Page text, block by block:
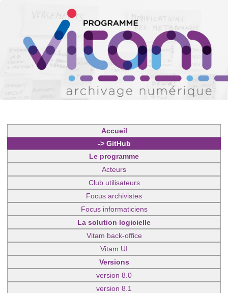
Accueil
-> GitHub
Le programme
Acteurs
Club utilisateurs
Focus archivistes
Focus informaticiens
La solution logicielle
Vitam back-office
Vitam UI
Versions
version 8.0
version 8.1